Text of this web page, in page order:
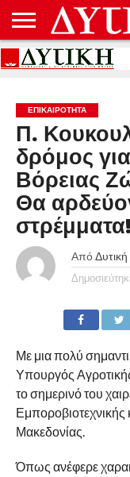
ΑΡΧΙΚΉ
ΕΠΙΚΟΙΝΩΝΊΑ
ΌΡΟΙ
ΠΡΟΣΤΑΣΊΑ
ΕΠΙΚΑΙΡΟΤΗΤΑ
Π.
δρόμος
Βόρειας
Θα
στρέμματα!
Από
Με μια πολύ
Υπουργός
το σημερινό του
Μακεδονίας.
Όπως ανέφερε